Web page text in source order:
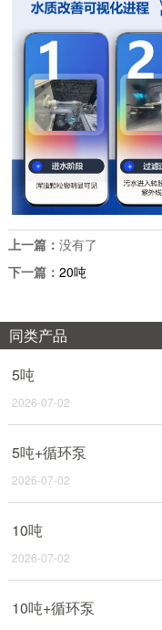
上一篇： 没有了
下一篇： 20吨
同类产品
5吨
2026-07-02
5吨+循环泵
2026-07-02
10吨
2026-07-02
10吨+循环泵